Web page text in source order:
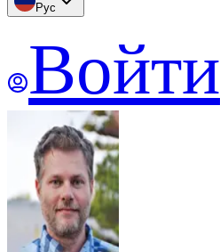
Рус
Войти